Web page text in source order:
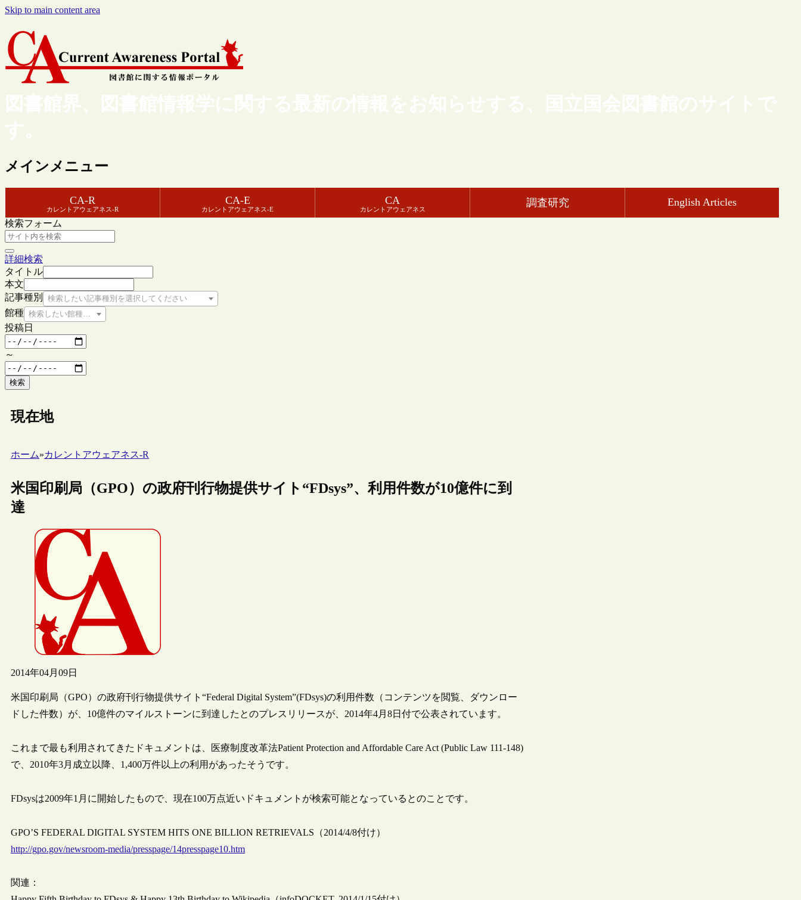
Skip to main content area
図書館界、図書館情報学に関する最新の情報をお知らせする、国立国会図書館のサイトで
す。
メインメニュー
CA-R
カレントアウェアネス-R
CA-E
カレントアウェアネス-E
CA
カレントアウェアネス
調査研究 English Articles
検索フォーム
詳細検索
タイトル
本文
記事種別
検索したい記事種別を選択してください
館種 検索したい館種を選択してください
投稿日
～
検索
現在地
ホーム»カレントアウェアネス-R
米国印刷局（GPO）の政府刊行物提供サイト“FDsys”、利用件数が10億件に到
達
2014年04月09日
米国印刷局（GPO）の政府刊行物提供サイト“Federal Digital System”(FDsys)の利用件数（コンテンツを閲覧、ダウンロー
ドした件数）が、10億件のマイルストーンに到達したとのプレスリリースが、2014年4月8日付で公表されています。
これまで最も利用されてきたドキュメントは、医療制度改革法Patient Protection and Affordable Care Act (Public Law 111-148)
で、2010年3月成立以降、1,400万件以上の利用があったそうです。
FDsysは2009年1月に開始したもので、現在100万点近いドキュメントが検索可能となっているとのことです。
GPO’S FEDERAL DIGITAL SYSTEM HITS ONE BILLION RETRIEVALS（2014/4/8付け）
http://gpo.gov/newsroom-media/presspage/14presspage10.htm
関連：